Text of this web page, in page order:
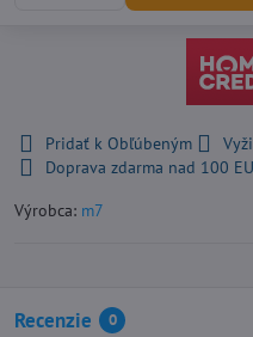
Pridať k Obľúbeným
Doprava zdarma nad 100
Výrobca: m7
Recenzie 0